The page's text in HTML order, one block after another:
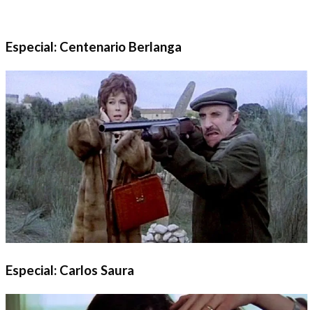
Especial: Centenario Berlanga
Especial: Carlos Saura